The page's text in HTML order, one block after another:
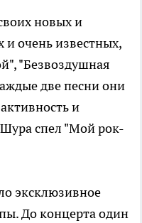
новых и
и очень известных,
"Безвоздушная
две песни они
и
спел "Мой рок-
эксклюзивное
До концерта один